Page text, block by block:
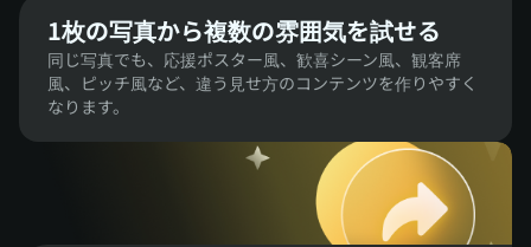
1枚の写真から複数の雰囲気を試せる
同じ写真でも、応援ポスター風、歓喜シーン風、観客席
風、ピッチ風など、違う見せ方のコンテンツを作りやすく
なります。